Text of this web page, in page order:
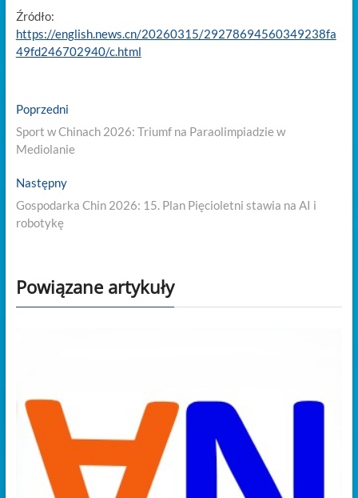
Źródło:
https://english.news.cn/20260315/29278694560349238fa
49fd246702940/c.html
Nawigacja
wpisu
PoprzedniPrevious
post:
Sport w Chinach 2026: Triumf na Paraolimpiadzie w
Mediolanie
NastępnyNext
post:
Gospodarka Chin 2026: 15. Plan Pięcioletni stawia na AI i
robotykę
Powiązane artykuły